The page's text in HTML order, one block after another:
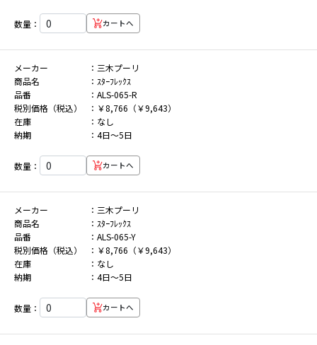
数量： カートへ
メーカー
三木プーリ
商品名
ｽﾀｰﾌﾚｯｸｽ
品番
ALS-065-R
税別価格（税込）
￥8,766（￥9,643）
在庫
なし
納期
4日～5日
数量： カートへ
メーカー
三木プーリ
商品名
ｽﾀｰﾌﾚｯｸｽ
品番
ALS-065-Y
税別価格（税込）
￥8,766（￥9,643）
在庫
なし
納期
4日～5日
数量： カートへ